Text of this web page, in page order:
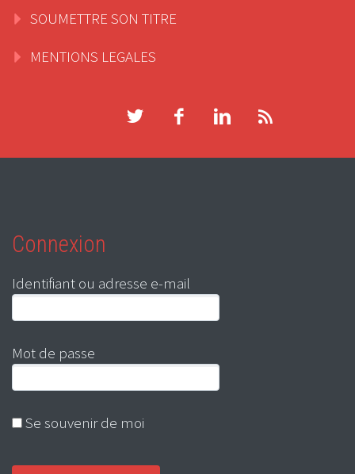
SOUMETTRE SON TITRE
MENTIONS LEGALES
Connexion
Identifiant ou adresse e-mail
Mot de passe
Se souvenir de moi